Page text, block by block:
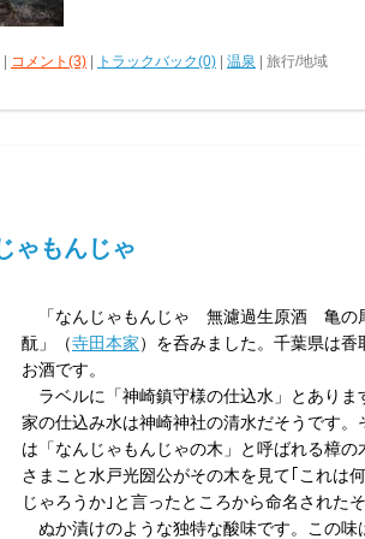
コメント(3) トラックバック(0) 温泉 | 旅行/地域
ゃもんじゃ
「なんじゃもんじゃ 無濾過生原酒 亀の
酛」（寺田本家）を呑みました。千葉県は香
お酒です。
ラベルに「神崎鎮守様の仕込水」とありま
家の仕込み水は神崎神社の清水だそうです。
は「なんじゃもんじゃの木」と呼ばれる樟の
さまこと水戸光圀公がその木を見て｢これは
じゃろうか｣と言ったところから命名されたそ
ぬか漬けのような独特な酸味です。この味